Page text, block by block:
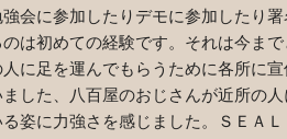
会に参加したりデモに参加したり
は初めての経験です。それは今ま
に足を運んでもらうために各所に
した、八百屋のおじさんが近所の
姿に力強さを感じました。ＳＥＡ